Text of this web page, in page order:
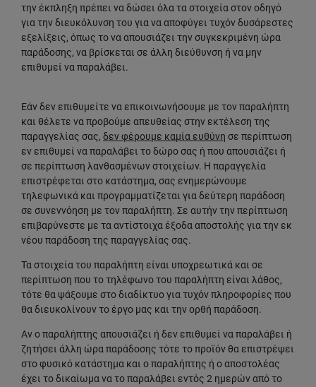
την έκπληξη πρέπει να δώσει όλα τα στοιχεία στον οδηγό
για την διευκόλυνση του για να αποφύγει τυχόν δυσάρεστες
εξελίξεις, όπως το να απουσιάζει την συγκεκριμένη ώρα
παράδοσης, να βρίσκεται σε άλλη διεύθυνση ή να μην
επιθυμεί να παραλάβει.
Εάν δεν επιθυμείτε να επικοινωνήσουμε με τον παραλήπτη
και θέλετε να προβούμε απευθείας στην εκτέλεση της
παραγγελίας σας, δεν φέρουμε καμία ευθύνη σε περίπτωση
εν επιθυμεί να παραλάβει το δώρο σας ή που απουσιάζει ή
σε περίπτωση λανθασμένων στοιχείων. Η παραγγελία
επιστρέφεται στο κατάστημα, σας ενημερώνουμε
τηλεφωνικά και προγραμματίζεται για δεύτερη παράδοση
σε συνεννόηση με τον παραλήπτη. Σε αυτήν την περίπτωση
επιβαρύνεστε με τα αντίστοιχα έξοδα αποστολής για την εκ
νέου παράδοση της παραγγελίας σας.
Τα στοιχεία του παραλήπτη είναι υποχρεωτικά και σε
περίπτωση που το τηλέφωνο του παραλήπτη είναι λάθος,
τότε θα ψάξουμε στο διαδίκτυο για τυχόν πληροφορίες που
θα διευκολίνουν το έργο μας και την ορθή παράδοση.
Αν ο παραλήπτης απουσιάζει ή δεν επιθυμεί να παραλάβει ή
ζητήσει άλλη ώρα παράδοσης τότε το προϊόν θα επιστρέψει
στο φυσικό κατάστημα και ο παραλήπτης ή ο αποστολέας
έχει το δικαίωμα να το παραλάβει εντός 2 ημερών από το